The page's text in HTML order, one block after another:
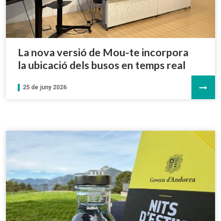
La nova versió de Mou-te incorpora
la ubicació dels busos en temps real
25 de juny 2026